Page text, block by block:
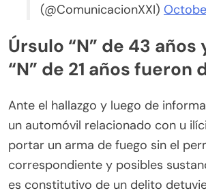
(@ComunicacionXXI)
Úrsulo “N” de 43 años
“N” de 21 años fueron
Ante el hallazgo y luego de
un automóvil relacionado con u
portar un arma de fuego sin el
correspondiente y posibles
es constitutivo de un delito